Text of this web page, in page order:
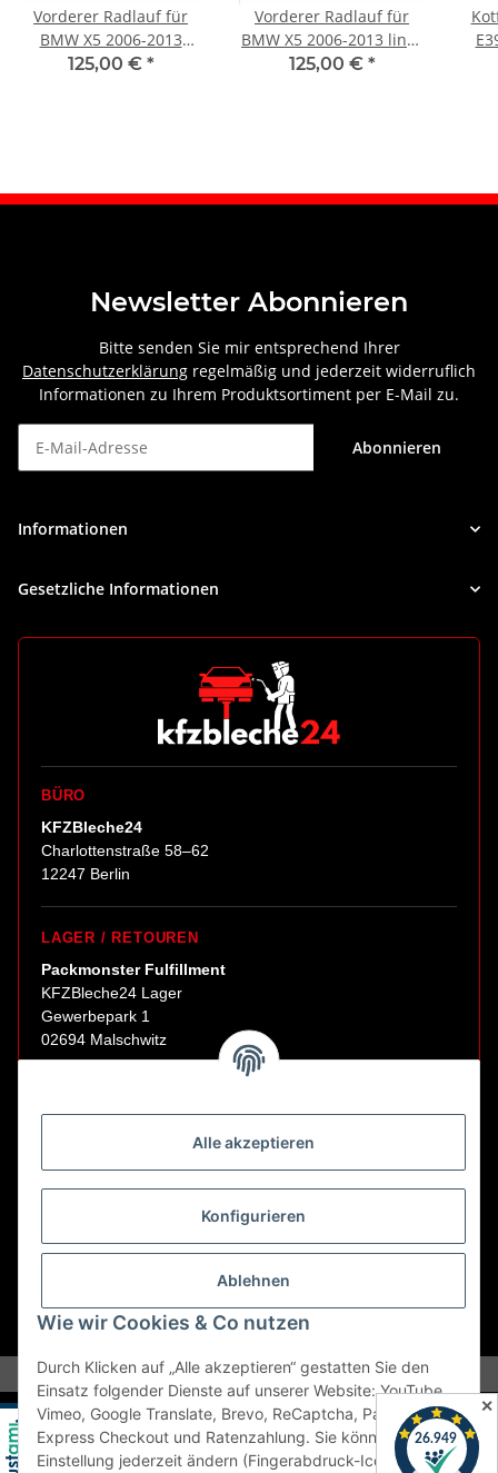
Alle akzeptieren
Konfigurieren
Ablehnen
Wie wir Cookies & Co nutzen
Durch Klicken auf „Alle akzeptieren“ gestatten Sie den
Einsatz folgender Dienste auf unserer Website: YouTube,
Vimeo, Google Translate, Brevo, ReCaptcha, PayPal
Express Checkout und Ratenzahlung. Sie können die
Einstellung jederzeit ändern (Fingerabdruck-Icon links
Vorderer Radlauf für
BMW X5 2006-2013
rechts (Cover)
125,00 € *
Vorderer Radlauf für
BMW X5 2006-2013 links
(Cover)
125,00 € *
Newsletter Abonnieren
Bitte senden Sie mir entsprechend Ihrer
Datenschutzerklärung regelmäßig und jederzeit widerruflich
Informationen zu Ihrem Produktsortiment per E-Mail zu.
Abonnieren
Informationen
Gesetzliche Informationen
BÜRO
KFZBleche24
Charlottenstraße 58–62
12247 Berlin
LAGER / RETOUREN
Packmonster Fulfillment
KFZBleche24 Lager
Gewerbepark 1
02694 Malschwitz
Abholungen nur nach Terminvereinbarung.
E-Mail:sales@kfzbleche24.de
Vertrag widerrufen
* Alle Preise inkl. gesetzlicher USt., zzgl.Versand
✕